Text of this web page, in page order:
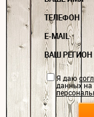
ТЕЛЕФОН
E-MAIL
ВАШ РЕГИОН
Я даю
данных на